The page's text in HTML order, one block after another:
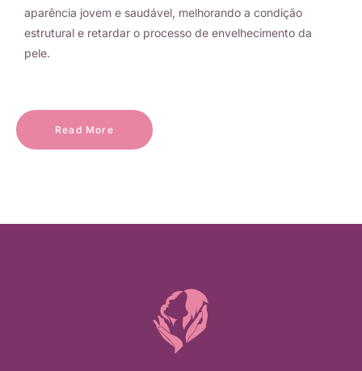
aparência jovem e saudável, melhorando a condição
estrutural e retardar o processo de envelhecimento da
pele.
Read More